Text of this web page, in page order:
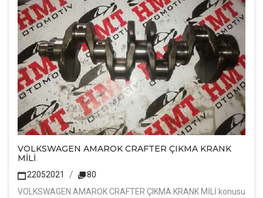
VOLKSWAGEN AMAROK CRAFTER ÇIKMA KRANK
MİLİ
22052021
80
VOLKSWAGEN AMAROK CRAFTER ÇIKMA KRANK MİLİ konusu